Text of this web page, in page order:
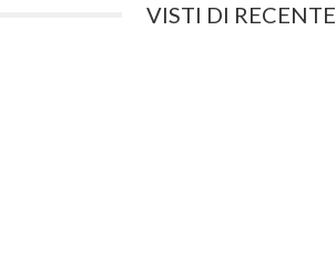
VISTI DI RECENTE